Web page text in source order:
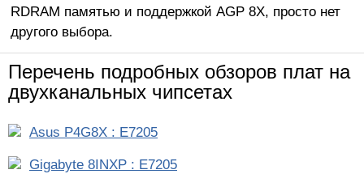
RDRAM памятью и поддержкой AGP 8X, просто нет
другого выбора.
Перечень подробных обзоров плат на
двухканальных чипсетах
Asus P4G8X : E7205
Gigabyte 8INXP : E7205